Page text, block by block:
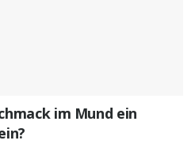
im Mund ein